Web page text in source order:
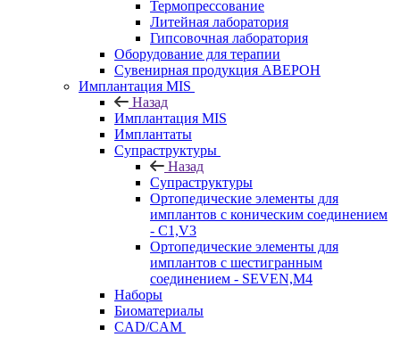
Термопрессование
Литейная лаборатория
Гипсовочная лаборатория
Оборудование для терапии
Сувенирная продукция АВЕРОН
Имплантация MIS
Назад
Имплантация MIS
Имплантаты
Супраструктуры
Назад
Супраструктуры
Ортопедические элементы для
имплантов с коническим соединением
- C1,V3
Ортопедические элементы для
имплантов с шестигранным
соединением - SEVEN,M4
Наборы
Биоматериалы
CAD/CAM